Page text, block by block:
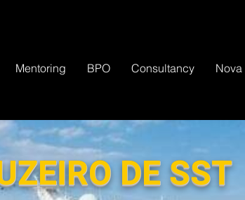
Mentoring BPO Consultancy
DE SST